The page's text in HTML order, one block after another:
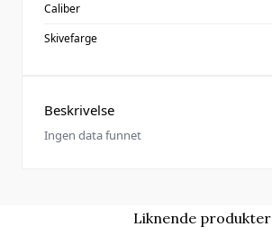
Beskrivelse
Ingen data funnet
Caliber
Skivefarge
Liknende produkter